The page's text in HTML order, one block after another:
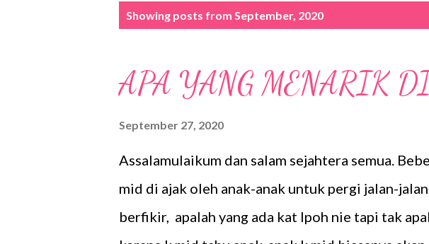
Showing posts from September, 2020
APA YANG MENARIK
September 27, 2020
Assalamulaikum dan salam sejahtera semua.
mid di ajak oleh anak-anak untuk pergi jalan-
berfikir, apalah yang ada kat Ipoh nie tapi tak